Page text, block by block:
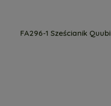
FA296-1 Sześcianik Quubi